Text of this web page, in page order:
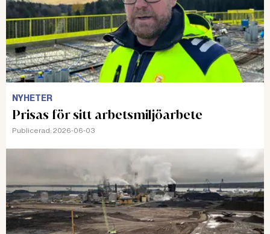
NYHETER
Prisas för sitt arbetsmiljöarbete
Publicerad: 2026-06-03